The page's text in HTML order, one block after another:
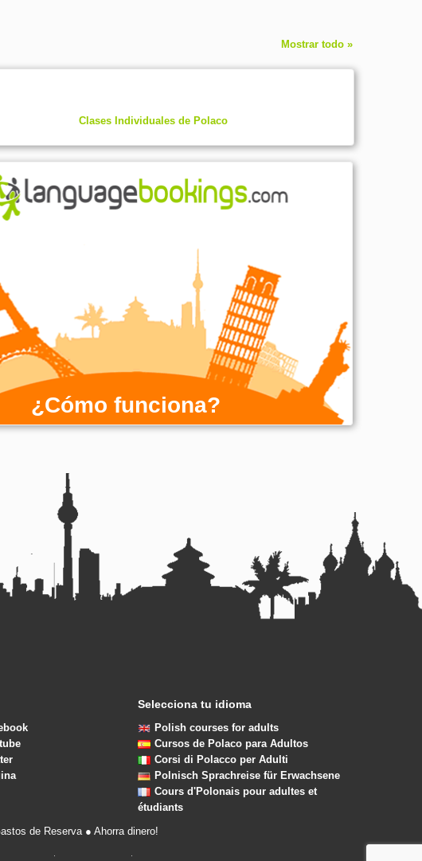
Mostrar todo »
Clases Individuales de Polaco
¿Cómo funciona?
Selecciona tu idioma
Polish courses for adults
Cursos de Polaco para Adultos
Corsi di Polacco per Adulti
Polnisch Sprach­rei­se für Erwachsene
Cours d'Polonais pour adultes et
étudiants
de Reserva ● Ahorra dinero!